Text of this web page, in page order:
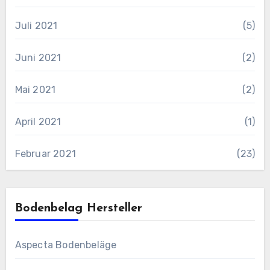
Juli 2021 (5)
Juni 2021 (2)
Mai 2021 (2)
April 2021 (1)
Februar 2021 (23)
Bodenbelag Hersteller
Aspecta Bodenbeläge